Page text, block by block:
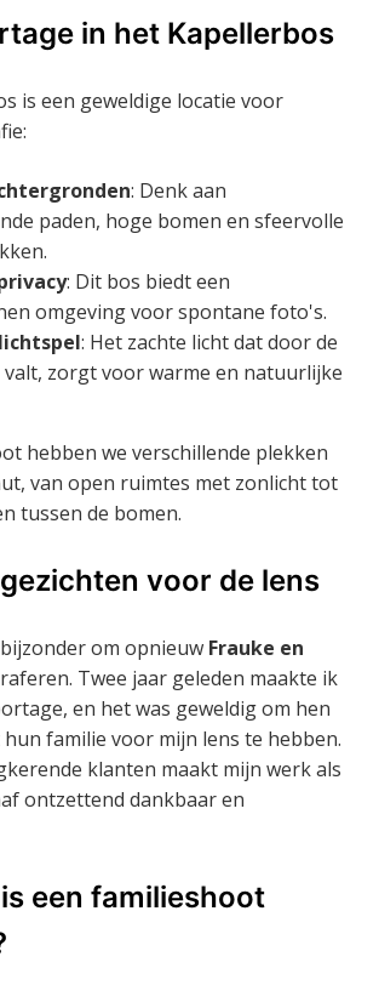
in het Kapellerbos
is een geweldige locatie voor
: Denk aan
paden, hoge bomen en sfeervolle
: Dit bos biedt een
omgeving voor spontane foto's.
: Het zachte licht dat door de
valt, zorgt voor warme en natuurlijke
hebben we verschillende plekken
van open ruimtes met zonlicht tot
tussen de bomen.
voor de lens
om opnieuw Frauke en
Twee jaar geleden maakte ik
en het was geweldig om hen
familie voor mijn lens te hebben.
klanten maakt mijn werk als
ontzettend dankbaar en
een familieshoot